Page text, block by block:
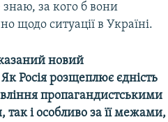
знаю, за кого б вони
щодо ситуації в Україні.
новий
Росія розщеплює єдність
пропагандистськими
і особливо за її межами,